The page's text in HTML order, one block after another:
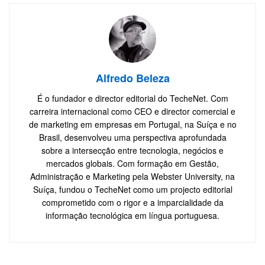
Alfredo Beleza
É o fundador e director editorial do TecheNet. Com
carreira internacional como CEO e director comercial e
de marketing em empresas em Portugal, na Suíça e no
Brasil, desenvolveu uma perspectiva aprofundada
sobre a intersecção entre tecnologia, negócios e
mercados globais. Com formação em Gestão,
Administração e Marketing pela Webster University, na
Suíça, fundou o TecheNet como um projecto editorial
comprometido com o rigor e a imparcialidade da
informação tecnológica em língua portuguesa.